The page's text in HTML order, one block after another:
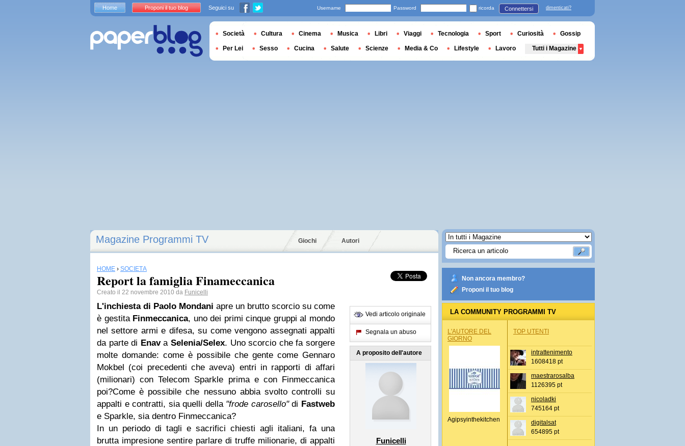
Magazine Programmi TV Giochi Autori
HOME › SOCIETÀ
Report la famiglia Finameccanica
Creato il 22 novembre 2010 da Funicelli
L'inchiesta di Paolo Mondani apre un brutto scorcio su come
è gestita Finmeccanica, uno dei primi cinque gruppi al mondo
nel settore armi e difesa, su come vengono assegnati appalti
da parte di EnavaSelenia/Selex. Uno scorcio che fa sorgere
molte domande: come è possibile che gente come Gennaro
Mokbel (coi precedenti che aveva) entri in rapporti di affari
(milionari) con Telecom Sparkle prima e con Finmeccanica
poi?Come è possibile che nessuno abbia svolto controlli su
appalti e contratti, sia quelli della "frode carosello"di Fastweb
e Sparkle, sia dentro Finmeccanica?
In un periodo di tagli e sacrifici chiesti agli italiani, fa una
brutta impresione sentire parlare di truffe milionarie, di appalti
Vedi articolo originale
Segnala un abuso
A proposito dell'autore
Funicelli
Non ancora membro?
Proponi il tuo blog
LA COMMUNITY PROGRAMMI TV
L'AUTORE DEL
GIORNO
Agipsyinthekitchen
TOP UTENTI
intrattenimento
1608418 pt
maestrarosalba
1126395 pt
nicoladki
745164 pt
digitalsat
654895 pt
Home Proponi il tuo blog Seguici su Username Password ricorda Connettersi dimenticati?
Società Cultura Cinema Musica Libri Viaggi Tecnologia Sport Curiosità Gossip
Per Lei Sesso Cucina Salute Scienze Media & Co Lifestyle Lavoro Tutti i Magazine